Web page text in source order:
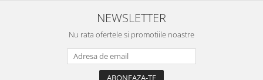
NEWSLETTER
Nu rata ofertele si promotiile noastre